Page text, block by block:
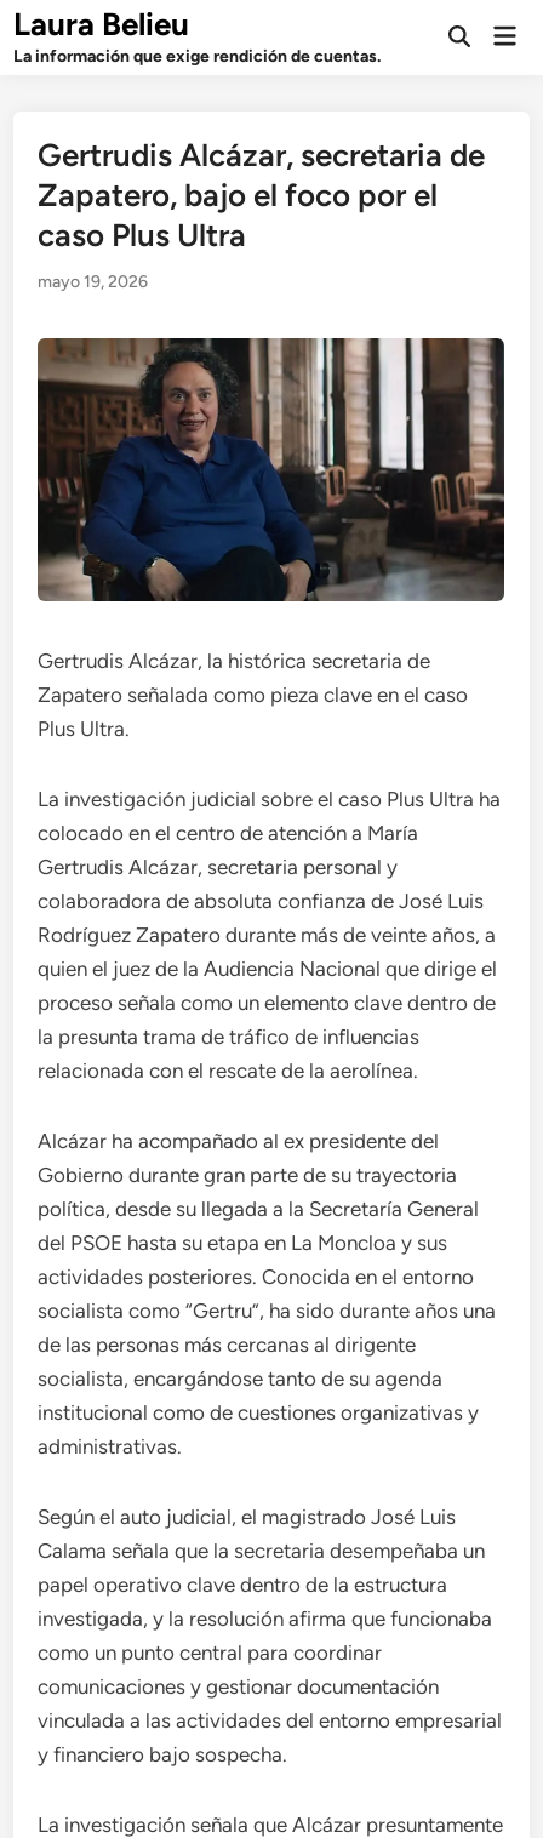
Saltar
contenido
Laura Belieu
La información que exige rendición de cuentas.
Abrir
Gertrudis Alcázar, secretaria de
Zapatero, bajo el foco por el
caso Plus Ultra
mayo 19, 2026
Gertrudis Alcázar, la histórica secretaria de
Zapatero señalada como pieza clave en el caso
Plus Ultra.
La investigación judicial sobre el caso Plus Ultra ha
colocado en el centro de atención a María
Gertrudis Alcázar, secretaria personal y
colaboradora de absoluta confianza de José Luis
Rodríguez Zapatero durante más de veinte años, a
quien el juez de la Audiencia Nacional que dirige el
proceso señala como un elemento clave dentro de
la presunta trama de tráfico de influencias
relacionada con el rescate de la aerolínea.
Alcázar ha acompañado al ex presidente del
Gobierno durante gran parte de su trayectoria
política, desde su llegada a la Secretaría General
del PSOE hasta su etapa en La Moncloa y sus
actividades posteriores. Conocida en el entorno
socialista como “Gertru”, ha sido durante años una
de las personas más cercanas al dirigente
socialista, encargándose tanto de su agenda
institucional como de cuestiones organizativas y
administrativas.
Según el auto judicial, el magistrado José Luis
Calama señala que la secretaria desempeñaba un
papel operativo clave dentro de la estructura
investigada, y la resolución afirma que funcionaba
como un punto central para coordinar
comunicaciones y gestionar documentación
vinculada a las actividades del entorno empresarial
y financiero bajo sospecha.
La investigación señala que Alcázar presuntamente